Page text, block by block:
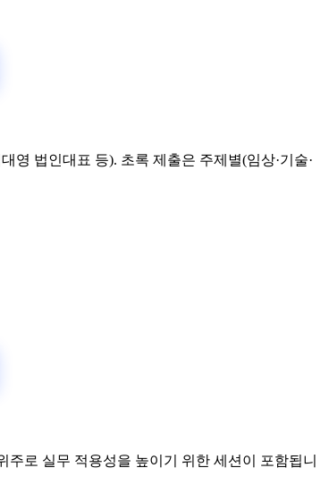
영 법인대표 등). 초록 제출은 주제별(임상·기술·
로 실무 적용성을 높이기 위한 세션이 포함됩니